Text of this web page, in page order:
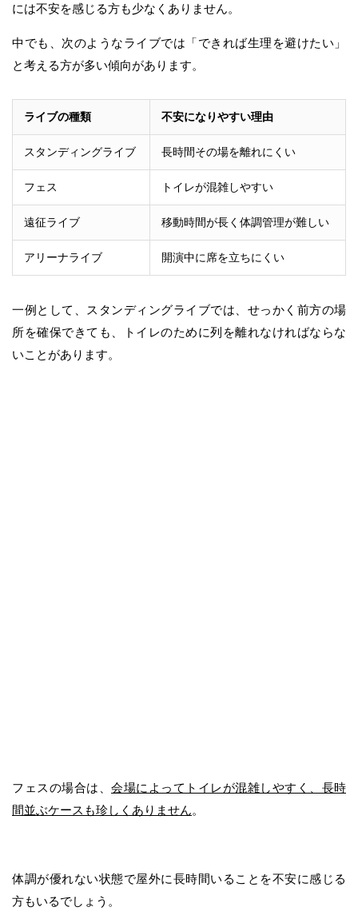
には不安を感じる方も少なくありません。
中でも、次のようなライブでは「できれば生理を避けたい」
と考える方が多い傾向があります。
ライブの種類 不安になりやすい理由
スタンディングライブ 長時間その場を離れにくい
フェス トイレが混雑しやすい
遠征ライブ 移動時間が長く体調管理が難しい
アリーナライブ 開演中に席を立ちにくい
一例として、スタンディングライブでは、せっかく前方の場
所を確保できても、トイレのために列を離れなければならな
いことがあります。
フェスの場合は、 会場によってトイレが混雑しやすく、長時
間並ぶケースも珍しくありません。
体調が優れない状態で屋外に長時間いることを不安に感じる
方もいるでしょう。